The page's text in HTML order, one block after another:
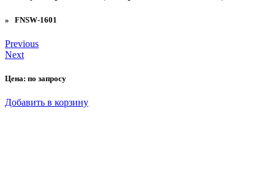
» FNSW-1601
Previous
Next
Цена: по запросу
Добавить в корзину